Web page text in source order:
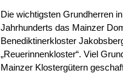
Die wichtigsten Grundherren
Jahrhunderts das Mainzer
Benediktinerkloster
„Reuerinnenkloster“. Viel
Mainzer Klostergütern